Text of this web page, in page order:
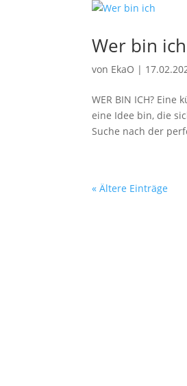
Wer bin ich
von EkaO |
WER BIN ICH?
eine Idee bin, die
Suche nach der
« Ältere Einträge